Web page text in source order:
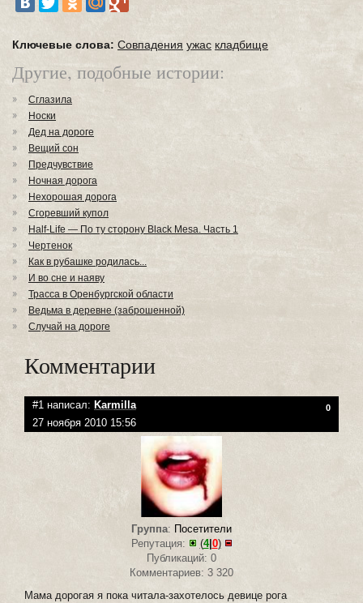
Ключевые слова: Совпадения ужас кладбище
Другие, подобные истории:
Сглазила
Носки
Дед на дороге
Вещий сон
Предчувствие
Ночная дорога
Нехорошая дорога
Сгоревший купол
Half-Life — По ту сторону Black Mesa. Часть 1
Чертенок
Как в рубашке родилась...
И во сне и наяву
Трасса в Оренбургской области
Ведьма в деревне (заброшенной)
Случай на дороге
Комментарии
#1 написал: Karmilla 0
27 ноября 2010 15:56
Группа: Посетители
Репутация:
(4| 0)
Публикаций: 0
Комментариев: 3 320
Мама дорогая я пока читала-захотелось девице рога